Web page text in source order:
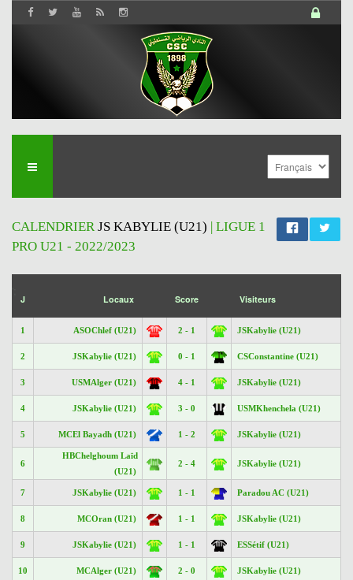
CALENDRIERJS KABYLIE (U21) | LIGUE 1
PRO U21 - 2022/2023
J Locaux Score Visiteurs
1 ASOChlef (U21) 2 - 1 JSKabylie (U21)
2 JSKabylie (U21) 0 - 1 CSConstantine (U21)
3 USMAlger (U21) 4 - 1 JSKabylie (U21)
4 JSKabylie (U21) 3 - 0 USMKhenchela (U21)
5 MCEl Bayadh (U21) 1 - 2 JSKabylie (U21)
6
HBChelghoum Laïd
(U21)
2 - 4 JSKabylie (U21)
7 JSKabylie (U21) 1 - 1 Paradou AC (U21)
8 MCOran (U21) 1 - 1 JSKabylie (U21)
9 JSKabylie (U21) 1 - 1 ESSétif (U21)
10 MCAlger (U21) 2 - 0 JSKabylie (U21)